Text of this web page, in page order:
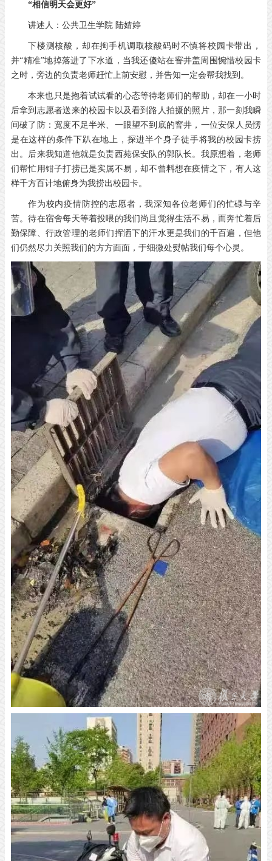
“相信明天会更好”
讲述人：公共卫生学院 陆婧婷
下楼测核酸，却在掏手机调取核酸码时不慎将校园卡带出，
并“精准”地掉落进了下水道，当我还傻站在窨井盖周围惋惜校园卡
之时，旁边的负责老师赶忙上前安慰，并告知一定会帮我找到。
本来也只是抱着试试看的心态等待老师们的帮助，却在一小时
后拿到志愿者送来的校园卡以及看到路人拍摄的照片，那一刻我瞬
间破了防：宽度不足半米、一眼望不到底的窨井，一位安保人员愣
是在这样的条件下趴在地上，探进半个身子徒手将我的校园卡捞
出。后来我知道他就是负责西苑保安队的郭队长。我原想着，老师
们帮忙用钳子打捞已是实属不易，却不曾料想在疫情之下，有人这
样千方百计地俯身为我捞出校园卡。
作为校内疫情防控的志愿者，我深知各位老师们的忙碌与辛
苦。待在宿舍每天等着投喂的我们尚且觉得生活不易，而奔忙着后
勤保障、行政管理的老师们挥洒下的汗水更是我们的千百遍，但他
们仍然尽力关照我们的方方面面，于细微处熨帖我们每个心灵。